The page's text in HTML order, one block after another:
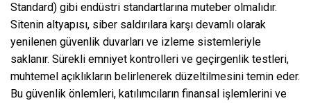
Standard) gibi endüstri standartlarına muteber olmalıdır.
Sitenin altyapısı, siber saldırılara karşı devamlı olarak
yenilenen güvenlik duvarları ve izleme sistemleriyle
saklanır. Sürekli emniyet kontrolleri ve geçirgenlik testleri,
muhtemel açıklıkların belirlenerek düzeltilmesini temin eder.
Bu güvenlik önlemleri, katılımcıların finansal işlemlerini ve